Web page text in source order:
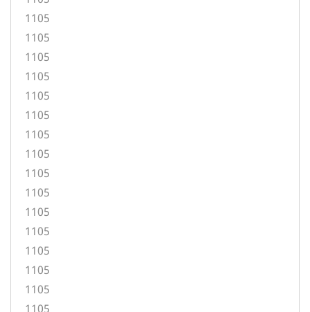
1105
1105
1105
1105
1105
1105
1105
1105
1105
1105
1105
1105
1105
1105
1105
1105